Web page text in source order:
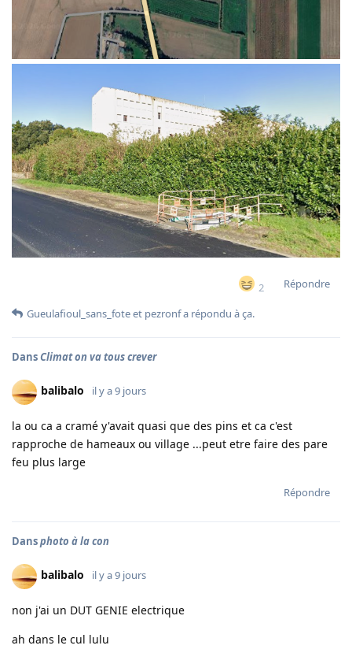
2 Répondre
Gueulafioul_sans_foteet pezronfa répondu à ça.
DansClimat on va tous crever
balibalo il y a 9 jours
la ou ca a cramé y'avait quasi que des pins et ca c'est
rapproche de hameaux ou village ...peut etre faire des pare
feu plus large
Répondre
Dansphoto à la con
balibalo il y a 9 jours
non j'ai un DUT GENIE electrique
ah dans le cul lulu